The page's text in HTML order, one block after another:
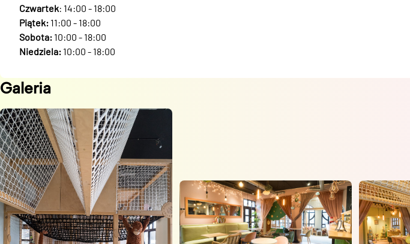
Czwartek: 14:00 - 18:00
Piątek: 11:00 - 18:00
Sobota: 10:00 - 18:00
Niedziela: 10:00 - 18:00
Galeria